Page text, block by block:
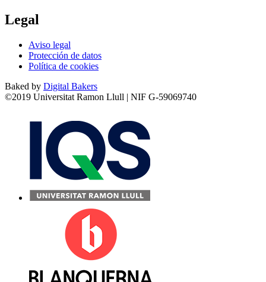
Legal
Aviso legal
Protección de datos
Política de cookies
Baked by Digital Bakers
©2019 Universitat Ramon Llull | NIF G-59069740